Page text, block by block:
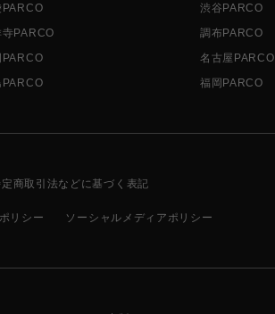
PARCO
渋谷PARCO
寺PARCO
調布PARCO
PARCO
名古屋PARCO
PARCO
福岡PARCO
商取引法などに基づく表記
リシー ソーシャルメディアポリシー